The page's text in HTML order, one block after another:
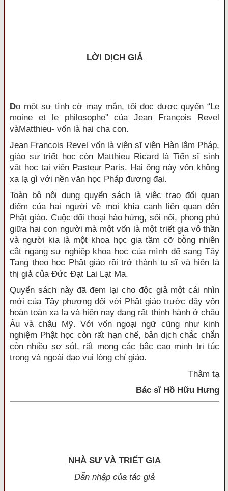
LỜI DỊCH GIẢ
Do một sự tình cờ may mắn, tôi đọc được quyển “Le
moine et le philosophe” của Jean François Revel
vàMatthieu- vốn là hai cha con.
Jean Francois Revel vốn là viện sĩ viện Hàn lâm Pháp,
giáo sư triết học còn Matthieu Ricard là Tiến sĩ sinh
vật học tại viện Pasteur Paris. Hai ông này vốn không
xa lạ gì với nền văn học Pháp đương đại.
Toàn bộ nội dung quyển sách là việc trao đổi quan
điểm của hai người về mọi khía cạnh liên quan đến
Phật giáo. Cuộc đối thoại hào hứng, sôi nổi, phong phú
giữa hai con người mà một vốn là một triết gia vô thần
và người kia là một khoa học gia tầm cỡ bỗng nhiên
cắt ngang sự nghiệp khoa học của mình để sang Tây
Tạng theo học Phật giáo rồi trở thành tu sĩ và hiện là
thị giả của Đức Đạt Lai Lạt Ma.
Quyển sách này đã đem lại cho độc giả một cái nhìn
mới của Tây phương đối với Phật giáo trước đây vốn
hoàn toàn xa lạ và hiện nay đang rất thịnh hành ở châu
Âu và châu Mỹ. Với vốn ngoại ngữ cũng như kinh
nghiệm Phật học còn rất hạn chế, bản dịch chắc chắn
còn nhiều sơ sót, rất mong các bậc cao minh tri túc
trong và ngoài đạo vui lòng chỉ giáo.
Thâm tạ
Bác sĩ Hồ Hữu Hưng
NHÀ SƯ VÀ TRIẾT GIA
Dẫn nhập của tác giả